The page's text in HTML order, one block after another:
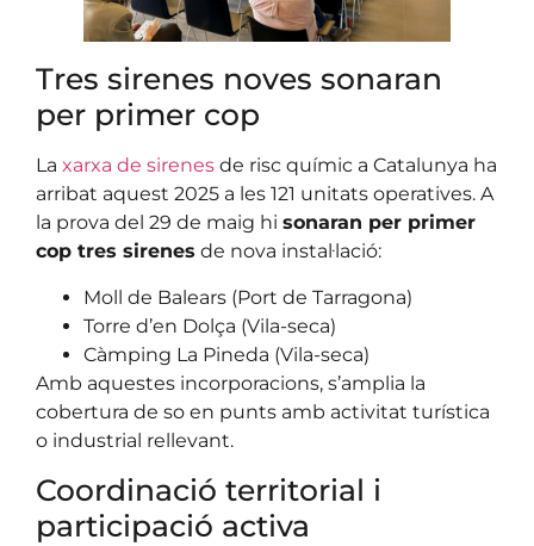
Tres sirenes noves sonaran
per primer cop
La xarxa de sirenes de risc químic a Catalunya ha
arribat aquest 2025 a les 121 unitats operatives. A
la prova del 29 de maig hi sonaran per primer
cop tres sirenes de nova instal·lació:
Moll de Balears (Port de Tarragona)
Torre d’en Dolça (Vila-seca)
Càmping La Pineda (Vila-seca)
Amb aquestes incorporacions, s’amplia la
cobertura de so en punts amb activitat turística
o industrial rellevant.
Coordinació territorial i
participació activa